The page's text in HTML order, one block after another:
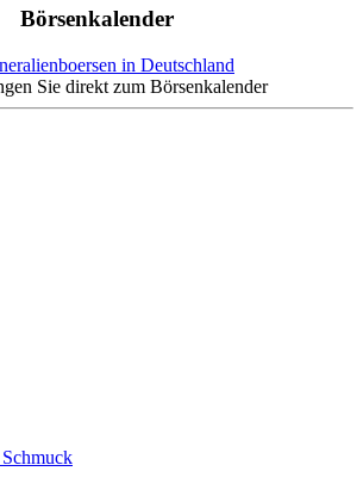
Börsenkalender
Sie direkt zum Börsenkalender